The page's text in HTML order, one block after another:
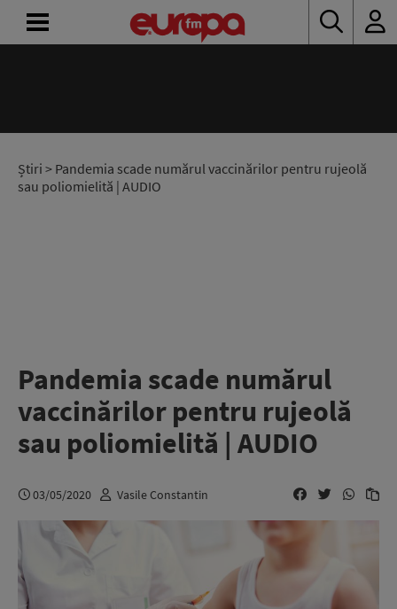
Știri > Pandemia scade numărul vaccinărilor pentru rujeolă
sau poliomielită | AUDIO
Pandemia scade numărul
vaccinărilor pentru rujeolă
sau poliomielită | AUDIO
03/05/2020 Vasile Constantin
RADIO